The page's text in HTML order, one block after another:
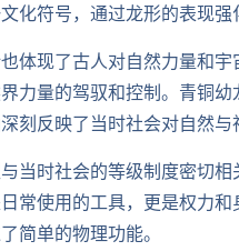
化符号，通过龙形的表现强
体现了古人对自然力量和
力量的驾驭和控制。青铜
刻反映了当时社会对自然与
当时社会的等级制度密切
常使用的工具，更是权力
简单的物理功能。